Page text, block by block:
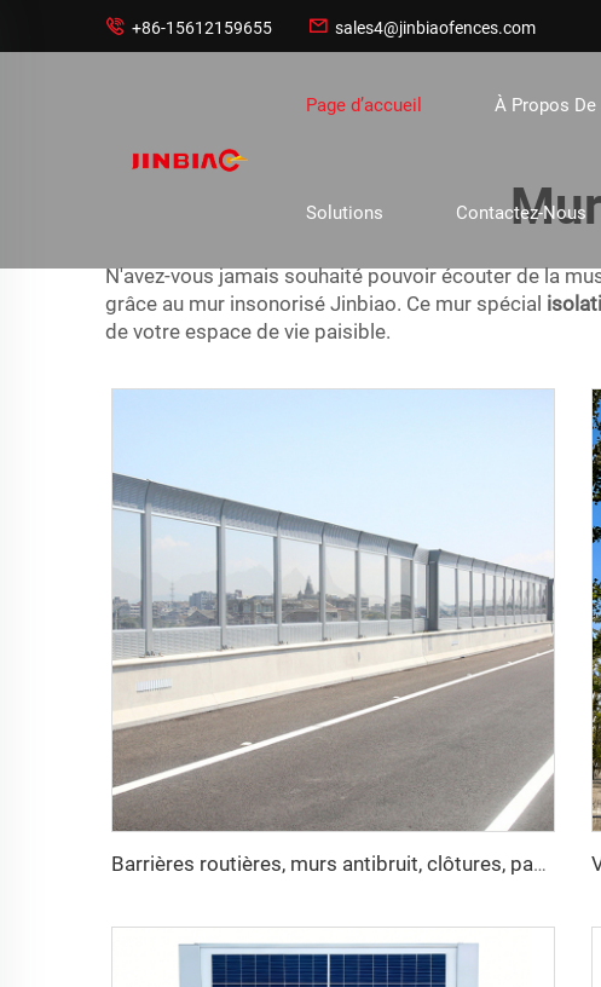
 +86-15612159655  sales4@jinbiaofences.com
Page d’accueil À Propos De
Solutions Contactez-Nous
N'avez-vous jamais souhaité pouvoir écouter de la
grâce au mur insonorisé Jinbiao. Ce mur spécial
de votre espace de vie paisible.
Barrières routières, murs antibruit, clôtures, panneaux acoustiques extérieurs, prix des murs anti-bruit